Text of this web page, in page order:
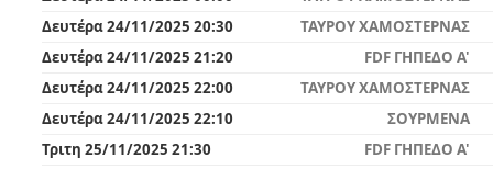
Δευτέρα 24/11/2025 20:30
ΤΑΥΡΟΥ ΧΑΜΟΣΤΕΡΝΑΣ
Δευτέρα 24/11/2025 21:20
FDF ΓΗΠΕΔΟ A'
Δευτέρα 24/11/2025 22:00
ΤΑΥΡΟΥ ΧΑΜΟΣΤΕΡΝΑΣ
Δευτέρα 24/11/2025 22:10
ΣΟΥΡΜΕΝΑ
Τριτη 25/11/2025 21:30
FDF ΓΗΠΕΔΟ A'